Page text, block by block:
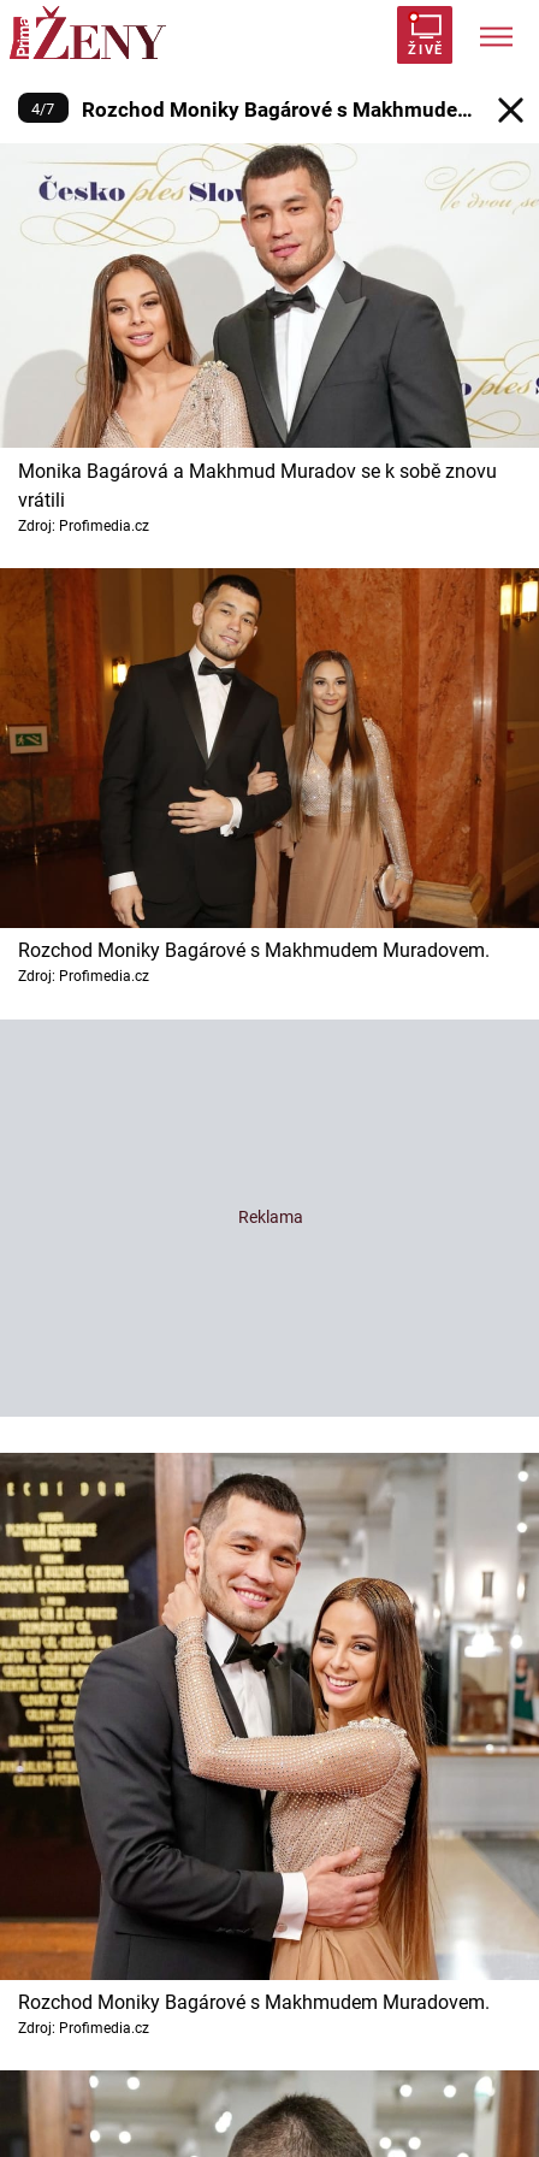
ŽIVĚ
Trendy: Polabí Inspekce Prostřeno!
AYTO?
Zrádci Proměny
Témata
Celebrity
Vztahy
Seriály
Sledujte prima+
Filmový festival Karlovy Vary
Pořady
Mámy sobě
Přihlášení
Sledujte nás
Rozchod Moniky Bagárové s
4/7
Rozchod Moniky Bagárové s Makhmudem
Muradovem.
Monika Bagárová a Makhmud Muradov se k sobě znovu
vrátili
Zdroj: Profimedia.cz
Rozchod Moniky Bagárové s Makhmudem Muradovem.
Zdroj: Profimedia.cz
Rozchod Moniky Bagárové s Makhmudem Muradovem.
Zdroj: Profimedia.cz